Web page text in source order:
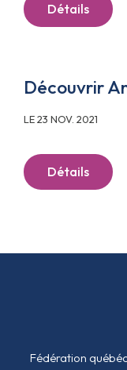
Détails
Découvrir
LE 23 NOV. 2021
Détails
Fédération